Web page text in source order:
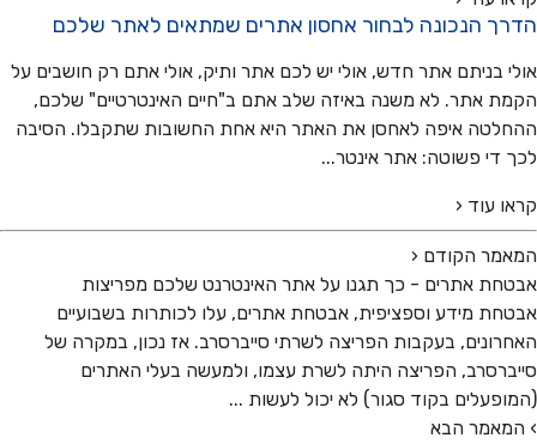
הנכונה לבחור אחסון אתרים שמתאים לאתר שלכם
בניתם אתר חדש, אולי יש לכם אתר ותיק, אולי אתם רק חושבים על
אתר. לא משנה באיזה שלב אתם ב"חיים האינטרטיים" שלכם,
איפה לאחסן את האתר היא אחת החשובות שתקבלו. הסיבה
די פשוטה: אתר אינטר...
עוד ‹
הקודם ‹
אתרים - כך תגנו על אתר האינטרנט שלכם מפריצות
מידע וספציפית, אבטחת אתרים, עלו לכותרות בשבועיים
בעקבות הפריצה לשרתי סייברסרב. אז נכון, במקרה של
הפריצה היתה לשרת עצמו, ולמעשה בעלי האתרים
בקוד סגור) לא יכול לעשות ...
הבא